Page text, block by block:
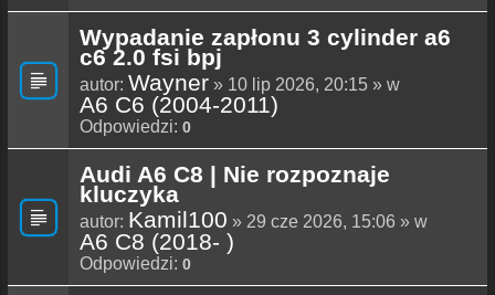
Wypadanie zapłonu 3 cylinder a6
c6 2.0 fsi bpj
autor: Wayner » 10 lip 2026, 20:15 » w
A6 C6 (2004-2011)
Odpowiedzi: 0
Audi A6 C8 | Nie rozpoznaje
kluczyka
autor: Kamil100 » 29 cze 2026, 15:06 » w
A6 C8 (2018- )
Odpowiedzi: 0